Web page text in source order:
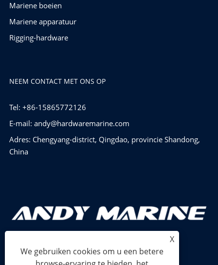
Mariene boeien
Mariene apparatuur
Rigging-hardware
NEEM CONTACT MET ONS OP
Tel: +86-15865772126
E-mail: andy@hardwaremarine.com
Adres: Chengyang-district, Qingdao, provincie Shandong,
China
X
We gebruiken cookies om u een betere